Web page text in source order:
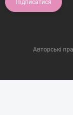
Підписатися
Авторські